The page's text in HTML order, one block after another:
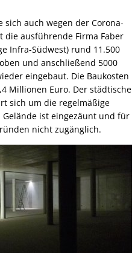
sich auch wegen der Corona-
die ausführende Firma Faber
Infra-Südwest) rund 11.500
und anschließend 5000
eingebaut. Die Baukosten
Millionen Euro. Der städtische
sich um die regelmäßige
Gelände ist eingezäunt und für
nicht zugänglich.